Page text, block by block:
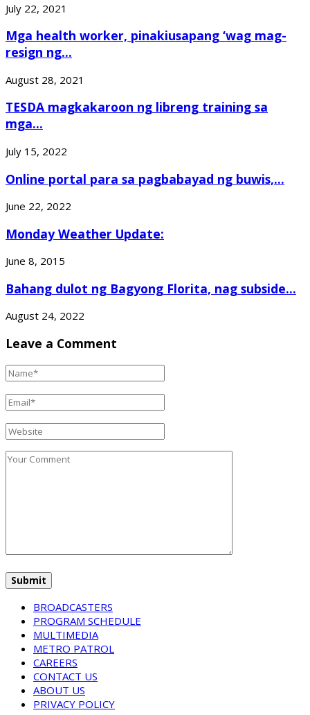
July 22, 2021
Mga health worker, pinakiusapang ‘wag mag-
resign ng...
August 28, 2021
TESDA magkakaroon ng libreng training sa
mga...
July 15, 2022
Online portal para sa pagbabayad ng buwis,...
June 22, 2022
Monday Weather Update:
June 8, 2015
Bahang dulot ng Bagyong Florita, nag subside...
August 24, 2022
Leave a Comment
BROADCASTERS
PROGRAM SCHEDULE
MULTIMEDIA
METRO PATROL
CAREERS
CONTACT US
ABOUT US
PRIVACY POLICY